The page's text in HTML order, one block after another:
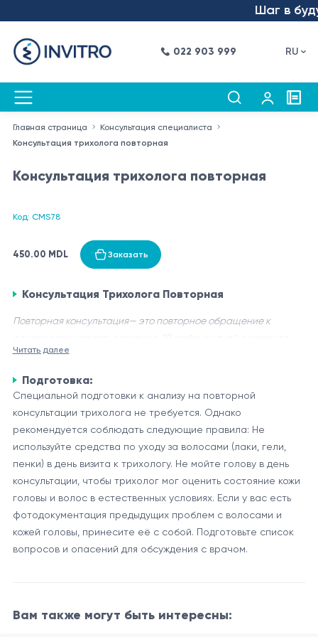
Шаг в
022 903 999 RU
Главная страница
Консультация специалиста
Консультация трихолога повторная
Консультация трихолога повторная
Код: CMS78
450.00 MDL Заказать
Консультация Трихолога Повторная
Повторная консультация— это повторное обращение к
последнего обращения по одному и тому же случаю
Напоминаем вам, что самостоятельная интерпретация
результатов недопустима, приведенная ниже информация
носит исключительно справочный характер
Консультация трихолога повторная представляет собой
дополнительный осмотр и обследование волосистой части
головы и волос пациента, проводимый после первичной
консультации. Такой визит может быть необходим по
нескольким причинам, включая:
Оценка эффективности предписанного лечения и
внесение корректировок при необходимости.
Дальнейшее наблюдение за состоянием волосистой
части головы и волос.
Читать далее
Подготовка:
Специальной подготовки к анализу на повторной
консультации трихолога не требуется. Однако
рекомендуется соблюдать следующие правила: Не
используйте средства по уходу за волосами (лаки, гели,
пенки) в день визита к трихологу. Не мойте голову в день
консультации, чтобы трихолог мог оценить состояние кожи
головы и волос в естественных условиях. Если у вас есть
фотодокументация предыдущих проблем с волосами и
кожей головы, принесите её с собой. Подготовьте список
вопросов и опасений для обсуждения с врачом.
Вам также могут быть интересны: